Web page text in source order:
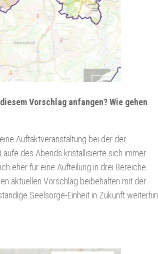
Vorschlag anfangen? Wie gehen
Auftaktveranstaltung bei der der
des Abends kristallisierte sich immer
eher für eine Aufteilung in drei Bereiche
aktuellen Vorschlag beibehalten mit der
Seelsorge-Einheit in Zukunft weiterhin